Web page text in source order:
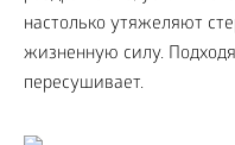
настолько утяжеляют
жизненную силу.
пересушивает.